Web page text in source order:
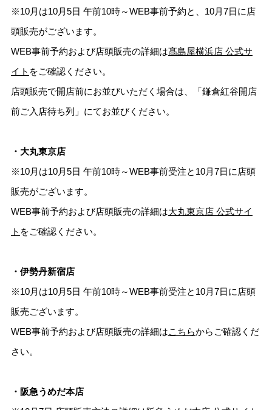
※10月は10月5日 午前10時～WEB事前予約と、10月7日に店
頭販売がございます。
WEB事前予約および店頭販売の詳細は髙島屋横浜店 公式サ
イト をご確認ください。
店頭販売で開店前にお並びいただく場合は、「鎌倉紅谷開店
前ご入店待ち列」にてお並びください。
・大丸東京店
※10月は10月5日 午前10時～WEB事前受注と10月7日に店頭
販売がございます。
WEB事前予約および店頭販売の詳細は大丸東京店 公式サイ
ト をご確認ください。
・伊勢丹新宿店
※10月は10月5日 午前10時～WEB事前受注と10月7日に店頭
販売ございます。
WEB事前予約および店頭販売の詳細はこちらからご確認くだ
さい。
・阪急うめだ本店